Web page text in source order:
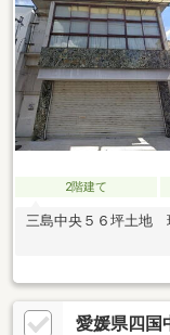
2階建て
三島中央５６坪土地
愛媛県四国